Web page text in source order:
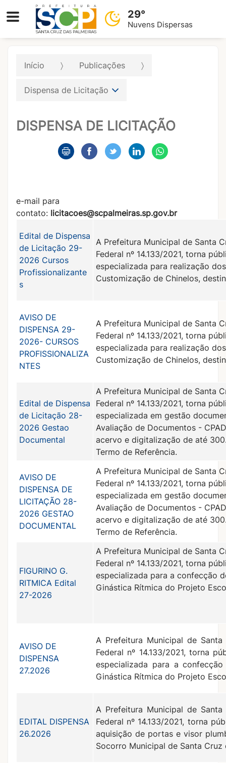
29°
Nuvens Dispersas
Início Publicações
Dispensa de Licitação
DISPENSA DE LICITAÇÃO
e-mail para
contato: licitacoes@scpalmeiras.sp.gov.br
Edital de Dispensa
de Licitação 29-
2026 Cursos
Profissionalizante
s
A Prefeitura Municipal de Santa
Federal nº 14.133/2021, torna
especializada para realização
Customização de Chinelos,
AVISO DE
DISPENSA 29-
2026- CURSOS
PROFISSIONALIZA
NTES
A Prefeitura Municipal de Santa
Federal nº 14.133/2021, torna
especializada para realização
Customização de Chinelos,
Edital de Dispensa
de Licitação 28-
2026 Gestao
Documental
A Prefeitura Municipal de Santa
Federal nº 14.133/2021, torna
especializada em gestão
Avaliação de Documentos -
acervo e digitalização de até
Termo de Referência.
AVISO DE
DISPENSA DE
LICITAÇÃO 28-
2026 GESTAO
DOCUMENTAL
A Prefeitura Municipal de Santa
Federal nº 14.133/2021, torna
especializada em gestão
Avaliação de Documentos -
acervo e digitalização de até
Termo de Referência.
FIGURINO G.
RITMICA Edital
27-2026
A Prefeitura Municipal de Santa
Federal nº 14.133/2021, torna
especializada para a confecção
Ginástica Rítmica do Projeto
AVISO DE
DISPENSA
27.2026
A Prefeitura Municipal de
Federal nº 14.133/2021, torna
especializada para a
Ginástica Rítmica do Projeto
EDITAL DISPENSA
26.2026
A Prefeitura Municipal de
Federal nº 14.133/2021, torna
aquisição de portas e visor
Socorro Municipal de Santa Cruz